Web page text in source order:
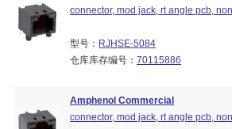
connector, mod jack, rt angle pcb,
型号： RJHSE-5084
仓库库存编号： 70115886
Amphenol Commercial
connector, mod jack, rt angle pcb,